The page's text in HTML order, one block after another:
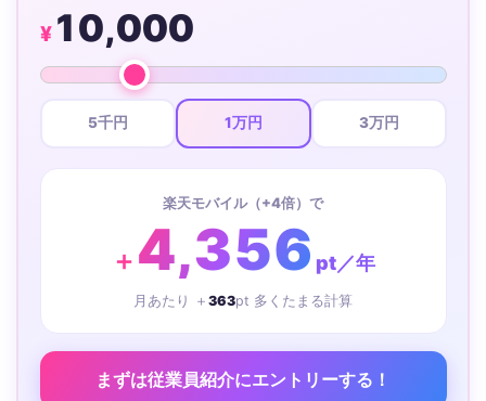
¥10,000
5千円 1万円 3万円
楽天モバイル（+4倍）で
＋ 4,356 pt／年
月あたり ＋ 363pt 多くたまる計算
まずは従業員紹介にエントリーする！